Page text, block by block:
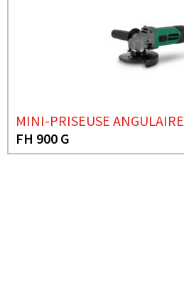
MINI-PRISEUSE ANGULAIRE
FH 900 G